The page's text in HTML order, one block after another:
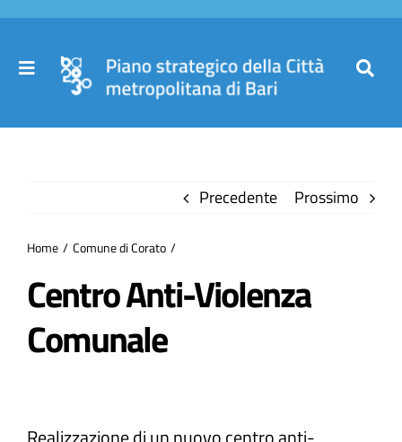
Salta
contenuto
Toggle
Partecipa
Precedente Prossimo
Home Comune di Corato
Centro Anti-Violenza
Comunale